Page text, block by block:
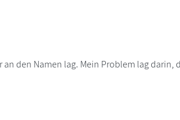
den Namen lag. Mein Problem lag darin,